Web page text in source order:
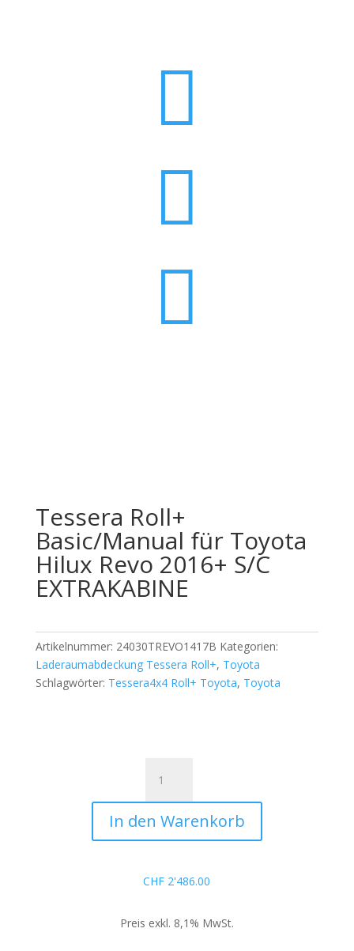



Tessera Roll+
Basic/Manual für Toyota
Hilux Revo 2016+ S/C
EXTRAKABINE
Artikelnummer: 24030TREVO1417B Kategorien:
Laderaumabdeckung Tessera Roll+, Toyota
Schlagwörter: Tessera4x4 Roll+ Toyota, Toyota
Roll+
Basic/Manual
für
Toyota
Revo
EXTRAKABINE
In den Warenkorb
CHF 2'486.00
Preis exkl. 8,1% MwSt.